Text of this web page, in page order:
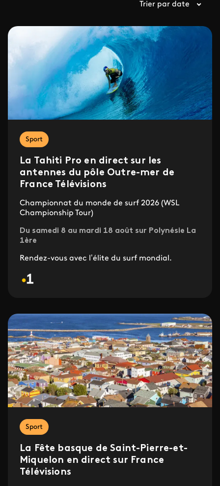
Trier par date
Sport
La Tahiti Pro en direct sur les
antennes du pôle Outre-mer de
France Télévisions
Championnat du monde de surf 2026 (WSL
Championship Tour)
Du samedi 8 au mardi 18 août sur Polynésie La
1ère
Rendez-vous avec l’élite du surf mondial.
Sport
La Fête basque de Saint-Pierre-et-
Miquelon en direct sur France
Télévisions